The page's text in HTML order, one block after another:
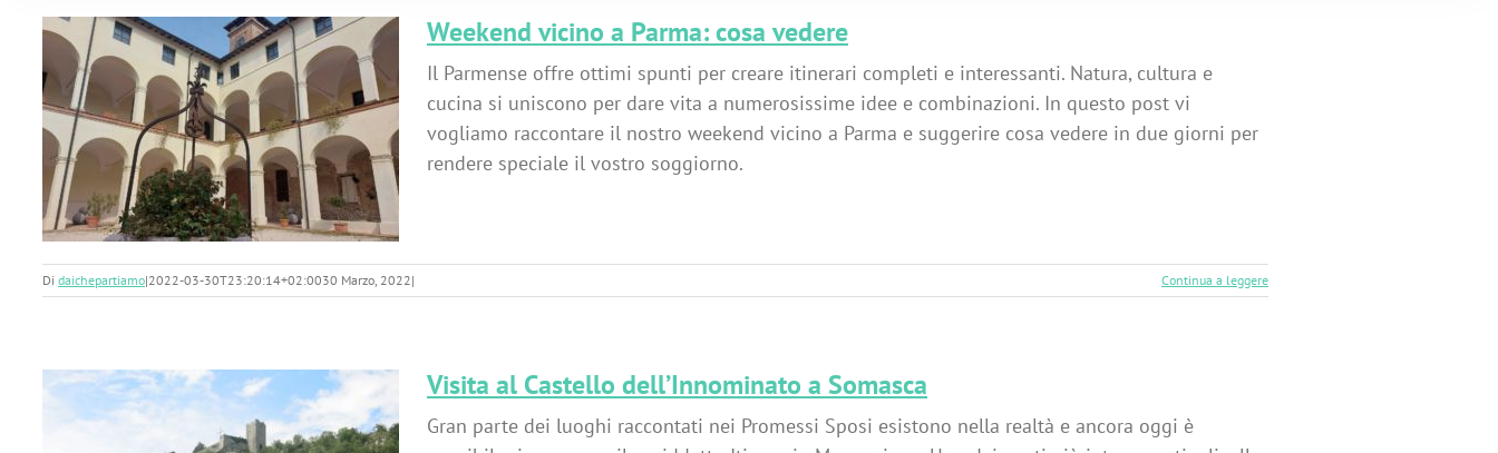
Weekend vicino a Parma: cosa vedere
Il Parmense offre ottimi spunti per creare itinerari completi e interessanti. Natura, cultura e
cucina si uniscono per dare vita a numerosissime idee e combinazioni. In questo post vi
vogliamo raccontare il nostro weekend vicino a Parma e suggerire cosa vedere in due giorni per
rendere speciale il vostro soggiorno.
Di daichepartiamo|2022-03-30T23:20:14+02:0030 Marzo, 2022| Continua a leggere
Visita al Castello dell’Innominato a Somasca
Gran parte dei luoghi raccontati nei Promessi Sposi esistono nella realtà e ancora oggi è